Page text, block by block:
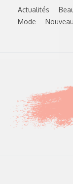
Actualités
Mode